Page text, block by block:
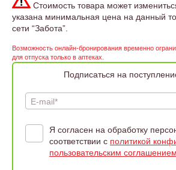
Стоимость товара может
указана минимальная цена на данный
сети “Забота”.
Возможность онлайн-бронирования временно
для отпуска только в аптеках.
Подписаться на
E-mail*
Я согласен на обработку
соответствии с политикой
пользовательским соглашением